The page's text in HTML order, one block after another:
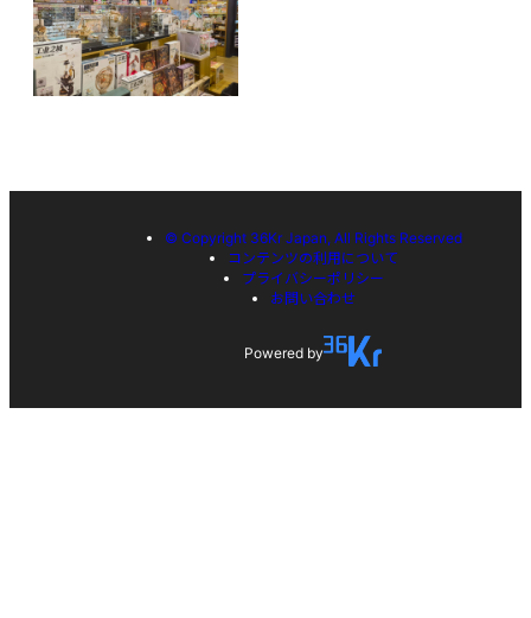
© Copyright 36Kr Japan, All Rights Reserved
コンテンツの利用について
プライバシーポリシー
お問い合わせ
Powered by